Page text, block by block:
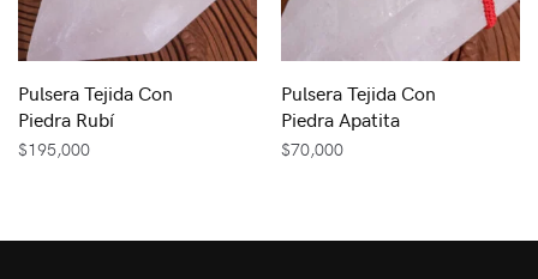
Pulsera Tejida Con
Piedra Rubí
$195,000
Pulsera Tejida Con
Piedra Apatita
$70,000